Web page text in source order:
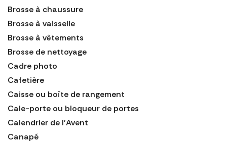
Brosse à chaussure
Brosse à vaisselle
Brosse à vêtements
Brosse de nettoyage
Cadre photo
Cafetière
Caisse ou boîte de rangement
Cale-porte ou bloqueur de portes
Calendrier de l'Avent
Canapé